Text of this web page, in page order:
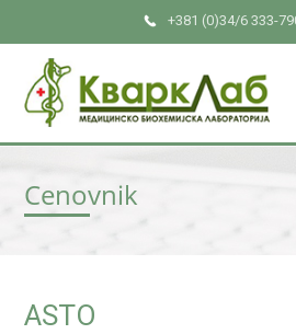
+381 (0)34/6 333-
Cenovnik
ASTO